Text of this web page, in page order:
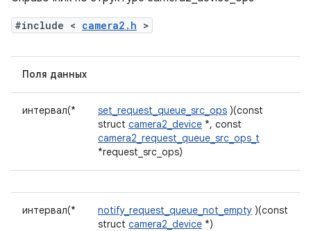
#include < camera2.h >
Поля данных
интервал(* set_request_queue_src_ops )(const
struct camera2_device *, const
camera2_request_queue_src_ops_t
*request_src_ops)
интервал(* notify_request_queue_not_empty )(const
struct camera2_device *)